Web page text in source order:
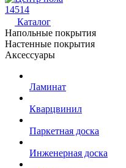
14514
Каталог
Напольные покрытия
Настенные покрытия
Аксессуары
Ламинат
Кварцвинил
Паркетная доска
Инженерная доска